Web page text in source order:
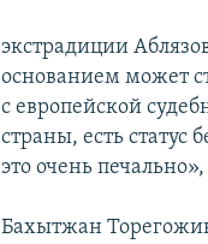
экстрадиции
основанием может
с европейской
страны, есть статус
это очень
Бахытжан